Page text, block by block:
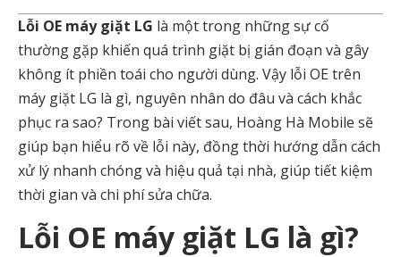
Lỗi OE máy giặt LG là một trong những sự cố
thường gặp khiến quá trình giặt bị gián đoạn và gây
không ít phiền toái cho người dùng. Vậy lỗi OE trên
máy giặt LG là gì, nguyên nhân do đâu và cách khắc
phục ra sao? Trong bài viết sau, Hoàng Hà Mobile sẽ
giúp bạn hiểu rõ về lỗi này, đồng thời hướng dẫn cách
xử lý nhanh chóng và hiệu quả tại nhà, giúp tiết kiệm
thời gian và chi phí sửa chữa.
Lỗi OE máy giặt LG là gì?